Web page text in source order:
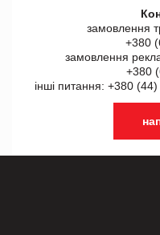
замовлення
+380
замовлення
+380
інші питання: +380